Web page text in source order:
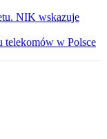
NIK wskazuje
telekomów w Polsce